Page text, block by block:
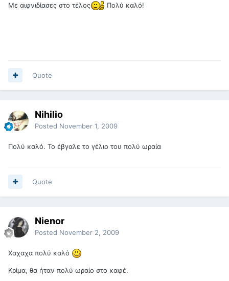
Με αιφνιδίασες στο τέλος Πολύ καλό!
Quote
Nihilio
Posted November 1, 2009
Πολύ καλό. Το έβγαλε το γέλιο του πολύ ωραία
Quote
Nienor
Posted November 2, 2009
Χαχαχα πολύ καλό
Κρίμα, θα ήταν πολύ ωραίο στο καφέ.